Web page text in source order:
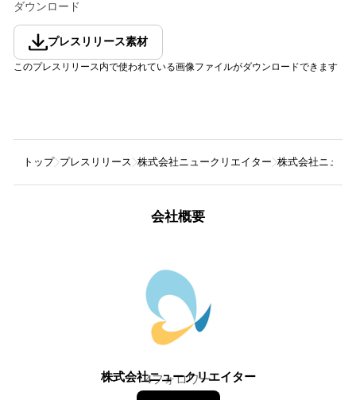
ダウンロード
プレスリリース素材
このプレスリリース内で使われている画像ファイルがダウンロードできます
トップ プレスリリース 株式会社ニュークリエイター 株式会社ニュー
会社概要
株式会社ニュークリエイター
4フォロワー